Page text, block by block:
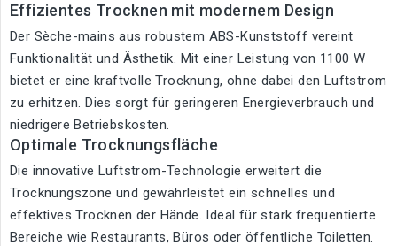
Effizientes Trocknen mit modernem Design
Der Sèche-mains aus robustem ABS-Kunststoff vereint
Funktionalität und Ästhetik. Mit einer Leistung von 1100 W
bietet er eine kraftvolle Trocknung, ohne dabei den Luftstrom
zu erhitzen. Dies sorgt für geringeren Energieverbrauch und
niedrigere Betriebskosten.
Optimale Trocknungsfläche
Die innovative Luftstrom-Technologie erweitert die
Trocknungszone und gewährleistet ein schnelles und
effektives Trocknen der Hände. Ideal für stark frequentierte
Bereiche wie Restaurants, Büros oder öffentliche Toiletten.